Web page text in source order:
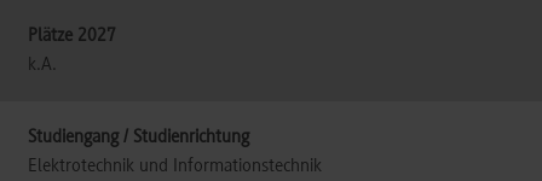
k.A.
Elektrotechnik und Informationstechnik